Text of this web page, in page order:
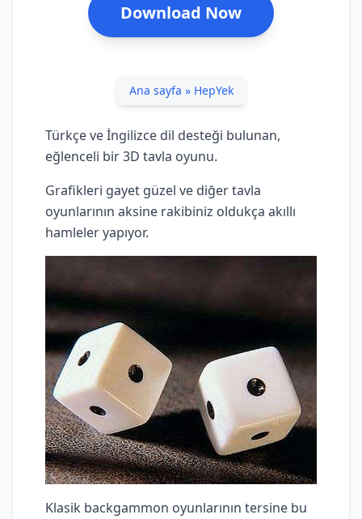
Download Now
Ana sayfa » HepYek
Türkçe ve İngilizce dil desteği bulunan,
eğlenceli bir 3D tavla oyunu.
Grafikleri gayet güzel ve diğer tavla
oyunlarının aksine rakibiniz oldukça akıllı
hamleler yapıyor.
Klasik backgammon oyunlarının tersine bu